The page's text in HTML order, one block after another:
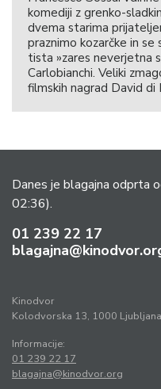
komediji z grenko-
dvema starima
praznimo kozarčke in se
tista »zares neverjetna
Carlobianchi. Veliki
filmskih nagrad David
Danes je blagajna odprta
02:36).
01 239 22 17
Kinodvor
Kolodvorska 13, 1000 Ljubljana
Informacije:
01 239 22 17
blagajna@kinodvor.org